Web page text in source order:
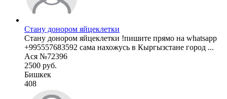
Стану донором яйцеклетки
Стану донором яйцеклетки !пишите прямо на whatsapp
+995557683592 сама нахожусь в Кыргызстане город ...
Ася №72396
2500 руб.
Бишкек
408